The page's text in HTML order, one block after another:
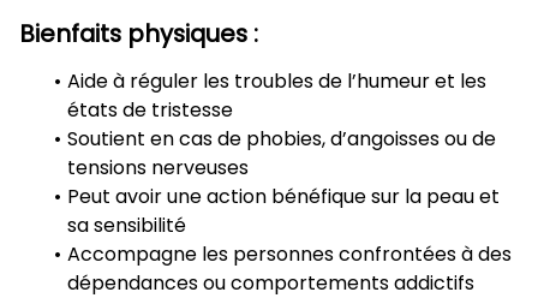
Bienfaits physiques :
Aide à réguler les troubles de l’humeur et les
états de tristesse
Soutient en cas de phobies, d’angoisses ou de
tensions nerveuses
Peut avoir une action bénéfique sur la peau et
sa sensibilité
Accompagne les personnes confrontées à des
dépendances ou comportements addictifs